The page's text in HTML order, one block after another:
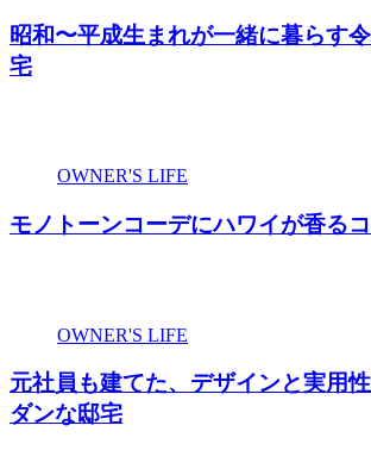
昭和〜平成生まれが一緒に暮らす
宅
OWNER'S LIFE
モノトーンコーデにハワイが香る
OWNER'S LIFE
元社員も建てた、デザインと実用
ダンな邸宅